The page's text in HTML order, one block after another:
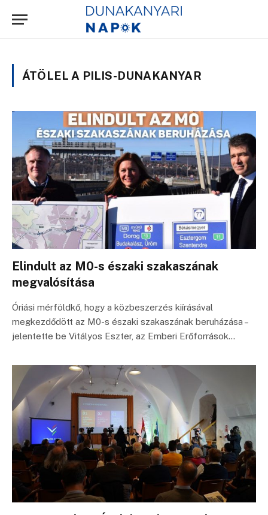
ÁTÖLEL A PILIS-DUNAKANYAR
Elindult az M0-s északi szakaszának
megvalósítása
Óriási mérföldkő, hogy a közbeszerzés kiírásával
megkezdődött az M0-s északi szakaszának beruházása –
jelentette be Vitályos Eszter, az Emberi Erőforrások…